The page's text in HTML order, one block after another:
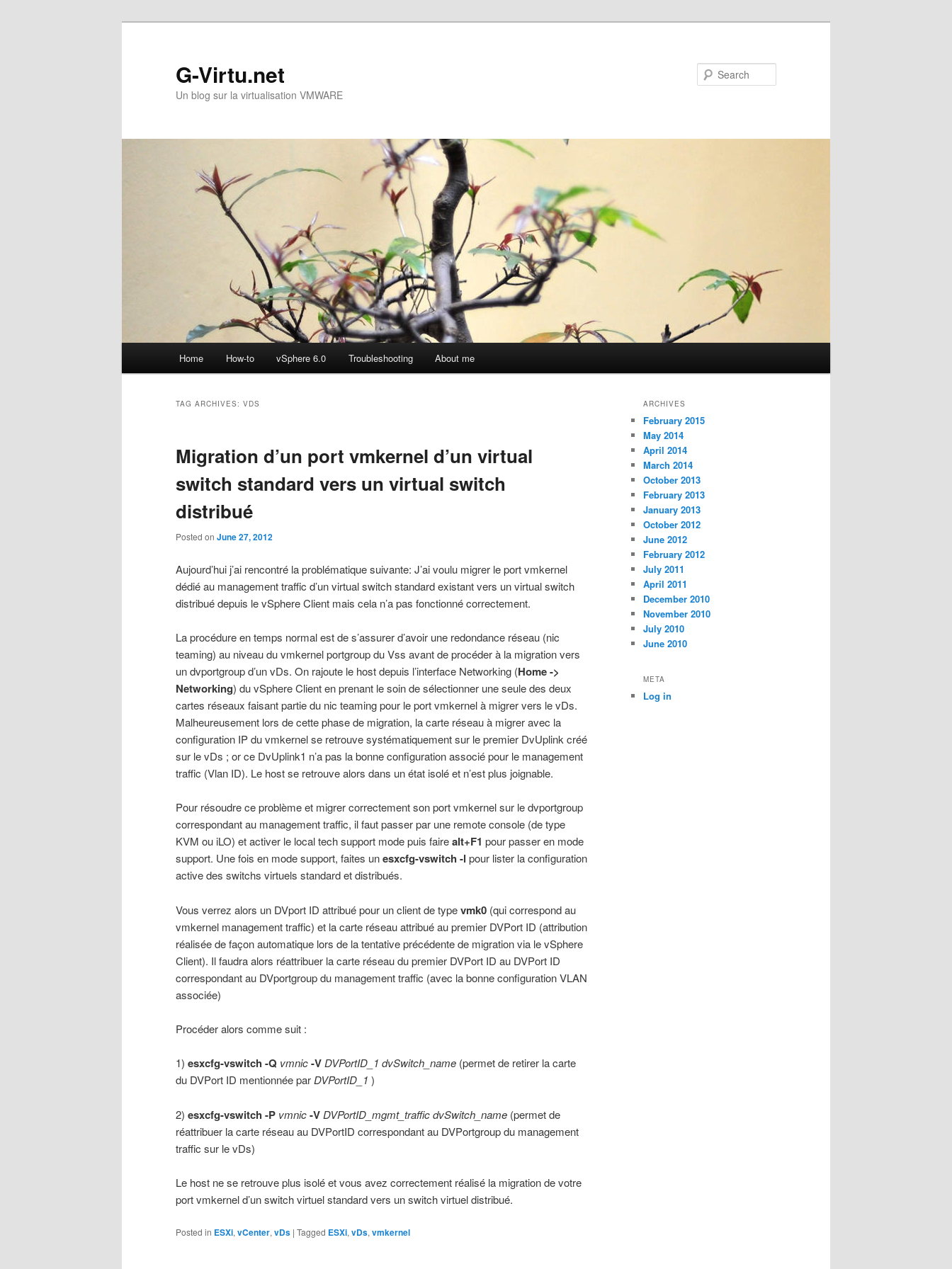
G-Virtu.net
Un blog sur la virtualisation VMWARE
Home How-to vSphere 6.0 Troubleshooting About me
TAG ARCHIVES: VDS
Migration d’un port vmkernel d’un virtual
switch standard vers un virtual switch
distribué
Posted on June 27, 2012
Aujourd’hui j’ai rencontré la problématique suivante: J’ai voulu migrer le port vmkernel
dédié au management traffic d’un virtual switch standard existant vers un virtual switch
distribué depuis le vSphere Client mais cela n’a pas fonctionné correctement.
La procédure en temps normal est de s’assurer d’avoir une redondance réseau (nic
teaming) au niveau du vmkernel portgroup du Vss avant de procéder à la migration vers
un dvportgroup d’un vDs. On rajoute le host depuis l’interface Networking (Home ->
Networking) du vSphere Client en prenant le soin de sélectionner une seule des deux
cartes réseaux faisant partie du nic teaming pour le port vmkernel à migrer vers le vDs.
Malheureusement lors de cette phase de migration, la carte réseau à migrer avec la
configuration IP du vmkernel se retrouve systématiquement sur le premier DvUplink créé
sur le vDs ; or ce DvUplink1 n’a pas la bonne configuration associé pour le management
traffic (Vlan ID). Le host se retrouve alors dans un état isolé et n’est plus joignable.
Pour résoudre ce problème et migrer correctement son port vmkernel sur le dvportgroup
correspondant au management traffic, il faut passer par une remote console (de type
KVM ou iLO) et activer le local tech support mode puis fairealt+F1 pour passer en mode
support. Une fois en mode support, faites unesxcfg-vswitch -l pour lister la configuration
active des switchs virtuels standard et distribués.
Vous verrez alors un DVport ID attribué pour un client de typevmk0 (qui correspond au
vmkernel management traffic) et la carte réseau attribué au premier DVPort ID (attribution
réalisée de façon automatique lors de la tentative précédente de migration via le vSphere
Client). Il faudra alors réattribuer la carte réseau du premier DVPort ID au DVPort ID
correspondant au DVportgroup du management traffic (avec la bonne configuration VLAN
associée)
Procéder alors comme suit :
1) esxcfg-vswitch -Q vmnic-VDVPortID_1 dvSwitch_name (permet de retirer la carte
du DVPort ID mentionnée parDVPortID_1 )
2) esxcfg-vswitch -P vmnic-V DVPortID_mgmt_trafficdvSwitch_name (permet de
réattribuer la carte réseau au DVPortID correspondant au DVPortgroup du management
traffic sur le vDs)
Le host ne se retrouve plus isolé et vous avez correctement réalisé la migration de votre
port vmkernel d’un switch virtuel standard vers un switch virtuel distribué.
Posted in ESXi, vCenter, vDs | Tagged ESXi, vDs, vmkernel
ARCHIVES
February 2015
May 2014
April 2014
March 2014
October 2013
February 2013
January 2013
October 2012
June 2012
February 2012
July 2011
April 2011
December 2010
November 2010
July 2010
June 2010
META
Log in